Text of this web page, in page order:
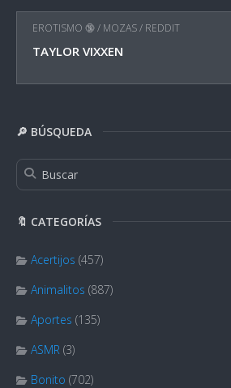
EROTISMO 🔞/ MOZAS/ REDDIT
TAYLOR VIXXEN
🔎 BÚSQUEDA
🔖 CATEGORÍAS
Acertijos (457)
Animalitos (887)
Aportes (135)
ASMR (3)
Bonito (702)